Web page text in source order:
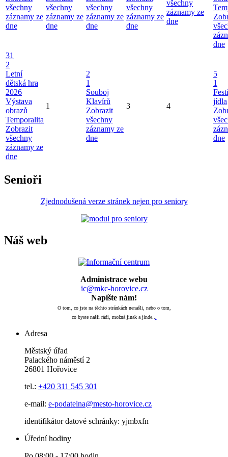
všechny
záznamy ze
dne
všechny
záznamy ze
dne
všechny
záznamy ze
dne
všechny
záznamy ze
dne
všechny
záznamy ze
dne
dne
31
2
Letní
dětská hra
2026
Výstava
obrazů
Temporalita
Zobrazit
všechny
záznamy ze
dne
1
2
1
Souboj
Klavírů
Zobrazit
všechny
záznamy ze
dne
3 4
5
1
jídla
dne
Senioři
Zjednodušená verze stránek nejen pro seniory
Náš web
Administrace webu
ic@mkc-horovice.cz
Napište nám!
O tom, co jste na těchto stránkách nenašli, nebo o tom,
co byste našli rádi, možná jinak a jinde..
Adresa
Městský úřad
Palackého náměstí 2
26801 Hořovice
tel.: +420 311 545 301
e-mail: e-podatelna@mesto-horovice.cz
identifikátor datové schránky: yjmbxfn
Úřední hodiny